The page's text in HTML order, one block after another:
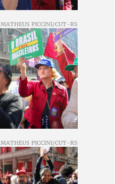
MATHEUS PICCINI/CUT-RS
MATHEUS PICCINI/CUT-RS